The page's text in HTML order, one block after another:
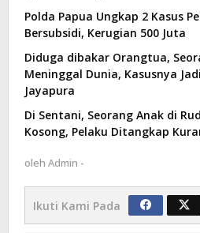
Polda Papua Ungkap 2 Kasus
Bersubsidi, Kerugian 500 Juta
Diduga dibakar Orangtua,
Meninggal Dunia, Kasusnya
Jayapura
Di Sentani, Seorang Anak di
Kosong, Pelaku Ditangkap
oleh Admin -
Ikuti Kami Pada